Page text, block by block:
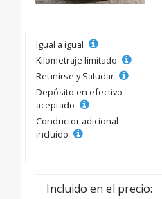
Igual a igual
Kilometraje limitado
Reunirse y Saludar
Depósito en efectivo
aceptado
Conductor adicional
incluido
Incluido en el precio: